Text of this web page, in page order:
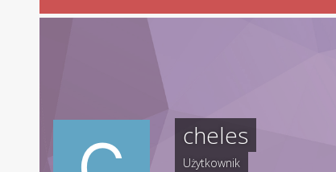
cheles
Użytkownik